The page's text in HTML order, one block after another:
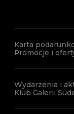
Karta
Promocje i
Wydarzenia i
Klub Galerii